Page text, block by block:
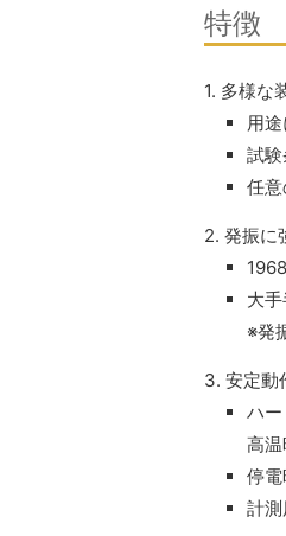
特徴
1. 多様な
用
試験
任
2. 発振に
大
※発
3. 安定動
ハ
高温
停
計